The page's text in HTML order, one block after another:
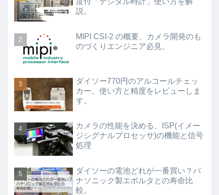
説。
MIPI CSI-2 の概要、カメラ開発のも
のづくりエンジニア必見。
ダイソー770円のアルコールチェッ
カー。使い方と精度をレビューしま
す。
カメラの性能を決める、ISP(イメー
ジシグナルプロセッサ)の機能と信号
処理
ダイソーの電池どれが一番買い？パ
ナソニック製エボルタとの寿命比
較。